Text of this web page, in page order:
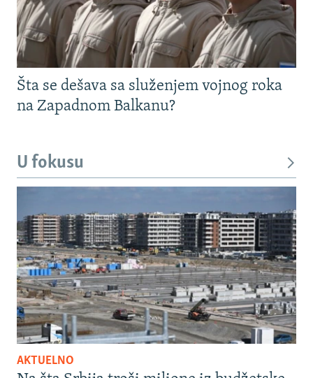
Šta se dešava sa služenjem vojnog roka
na Zapadnom Balkanu?
U fokusu
AKTUELNO